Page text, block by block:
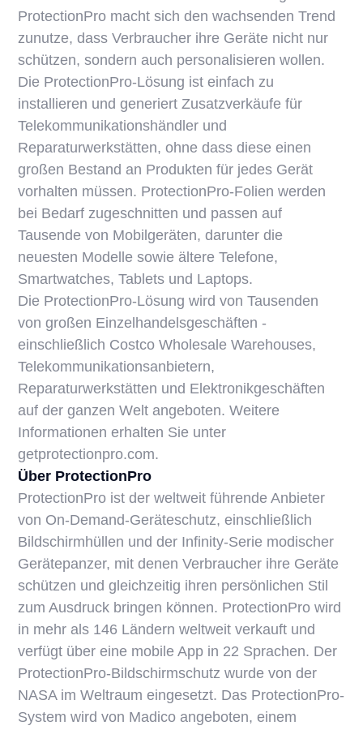
ProtectionPro macht sich den wachsenden Trend
zunutze, dass Verbraucher ihre Geräte nicht nur
schützen, sondern auch personalisieren wollen.
Die ProtectionPro-Lösung ist einfach zu
installieren und generiert Zusatzverkäufe für
Telekommunikationshändler und
Reparaturwerkstätten, ohne dass diese einen
großen Bestand an Produkten für jedes Gerät
vorhalten müssen. ProtectionPro-Folien werden
bei Bedarf zugeschnitten und passen auf
Tausende von Mobilgeräten, darunter die
neuesten Modelle sowie ältere Telefone,
Smartwatches, Tablets und Laptops.
Die ProtectionPro-Lösung wird von Tausenden
von großen Einzelhandelsgeschäften -
einschließlich Costco Wholesale Warehouses,
Telekommunikationsanbietern,
Reparaturwerkstätten und Elektronikgeschäften
auf der ganzen Welt angeboten. Weitere
Informationen erhalten Sie unter
getprotectionpro.com.
Über ProtectionPro
ProtectionPro ist der weltweit führende Anbieter
von On-Demand-Geräteschutz, einschließlich
Bildschirmhüllen und der Infinity-Serie modischer
Gerätepanzer, mit denen Verbraucher ihre Geräte
schützen und gleichzeitig ihren persönlichen Stil
zum Ausdruck bringen können. ProtectionPro wird
in mehr als 146 Ländern weltweit verkauft und
verfügt über eine mobile App in 22 Sprachen. Der
ProtectionPro-Bildschirmschutz wurde von der
NASA im Weltraum eingesetzt. Das ProtectionPro-
System wird von Madico angeboten, einem